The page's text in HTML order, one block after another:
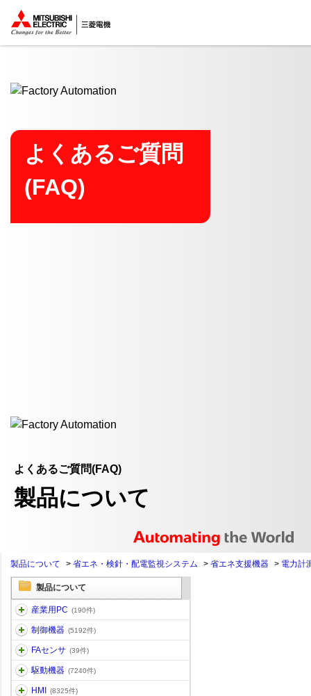
ここから本文
よくあるご質問
(FAQ)
よくあるご質問(FAQ)
製品について
製品について > 省エネ・検針・配電監視システム > 省エネ支援機器 > 電力計
製品について
産業用PC (190件)
制御機器 (5192件)
FAセンサ (39件)
駆動機器 (7240件)
HMI (8325件)